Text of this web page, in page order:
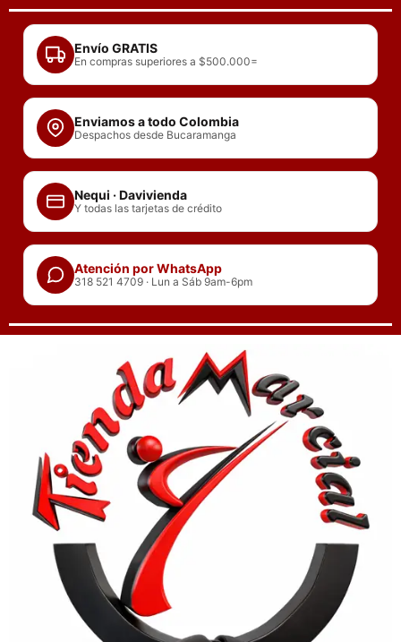
contenido
Envío GRATIS
En compras superiores a $500.000=
Enviamos a todo Colombia
Despachos desde Bucaramanga
Nequi · Davivienda
Y todas las tarjetas de crédito
Atención por WhatsApp
318 521 4709 · Lun a Sáb 9am-6pm